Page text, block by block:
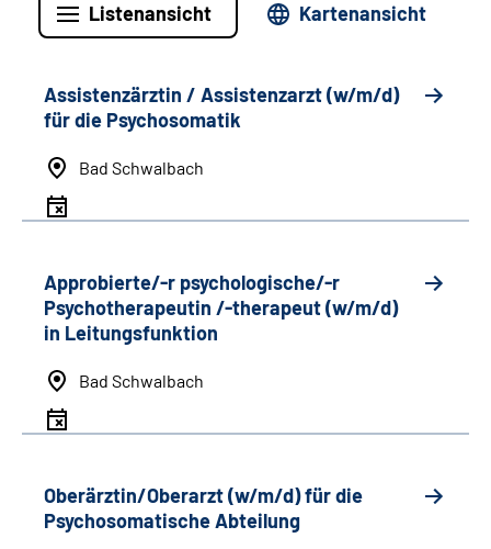
Listenansicht Kartenansicht
Assistenzärztin / Assistenzarzt (w/m/d)
für die Psychosomatik
Bad Schwalbach
Approbierte/-r psychologische/-r
Psychotherapeutin /-therapeut (w/m/d)
in Leitungsfunktion
Bad Schwalbach
Oberärztin/Oberarzt (w/m/d) für die
Psychosomatische Abteilung